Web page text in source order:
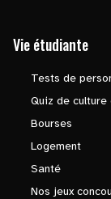
Vie étudiante
Tests de
Quiz de culture
Bourses
Logement
Santé
Nos jeux